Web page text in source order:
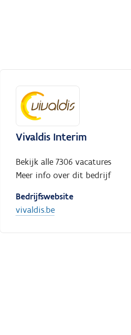
Vivaldis Interim
Bekijk alle 7306 vacatures
Meer info over dit bedrijf
Bedrijfswebsite
vivaldis.be